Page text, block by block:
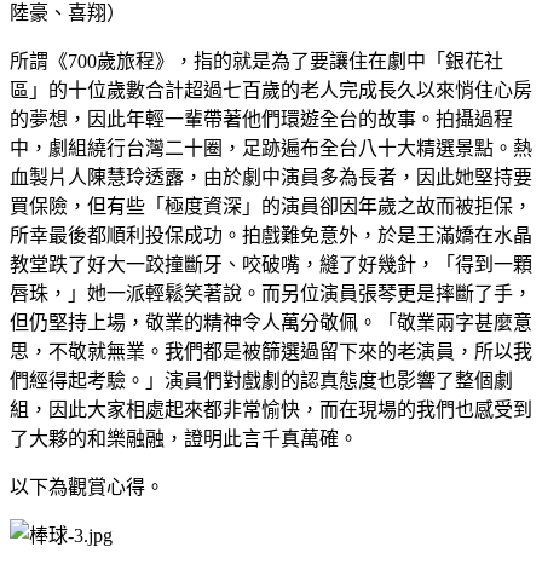
陸豪、喜翔）
所謂《700歲旅程》，指的就是為了要讓住在劇中「銀花社
區」的十位歲數合計超過七百歲的老人完成長久以來悄住心房
的夢想，因此年輕一輩帶著他們環遊全台的故事。拍攝過程
中，劇組繞行台灣二十圈，足跡遍布全台八十大精選景點。熱
血製片人陳慧玲透露，由於劇中演員多為長者，因此她堅持要
買保險，但有些「極度資深」的演員卻因年歲之故而被拒保，
所幸最後都順利投保成功。拍戲難免意外，於是王滿嬌在水晶
教堂跌了好大一跤撞斷牙、咬破嘴，縫了好幾針，「得到一顆
唇珠，」她一派輕鬆笑著說。而另位演員張琴更是摔斷了手，
但仍堅持上場，敬業的精神令人萬分敬佩。「敬業兩字甚麼意
思，不敬就無業。我們都是被篩選過留下來的老演員，所以我
們經得起考驗。」演員們對戲劇的認真態度也影響了整個劇
組，因此大家相處起來都非常愉快，而在現場的我們也感受到
了大夥的和樂融融，證明此言千真萬確。
以下為觀賞心得。